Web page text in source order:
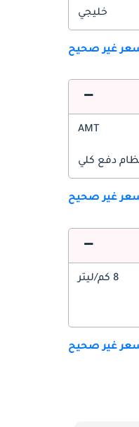
خليجي
سعر غير صحيح
AMT
دفع كلي
سعر غير صحيح
8 كم/ليتر
سعر غير صحيح